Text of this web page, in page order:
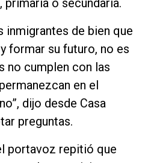
primaria o secundaria.
inmigrantes de bien que
formar su futuro, no es
no cumplen con las
en el
dijo desde Casa
preguntas.
portavoz repitió que